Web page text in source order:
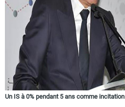
Un IS à 0% pendant 5 ans comme incitation